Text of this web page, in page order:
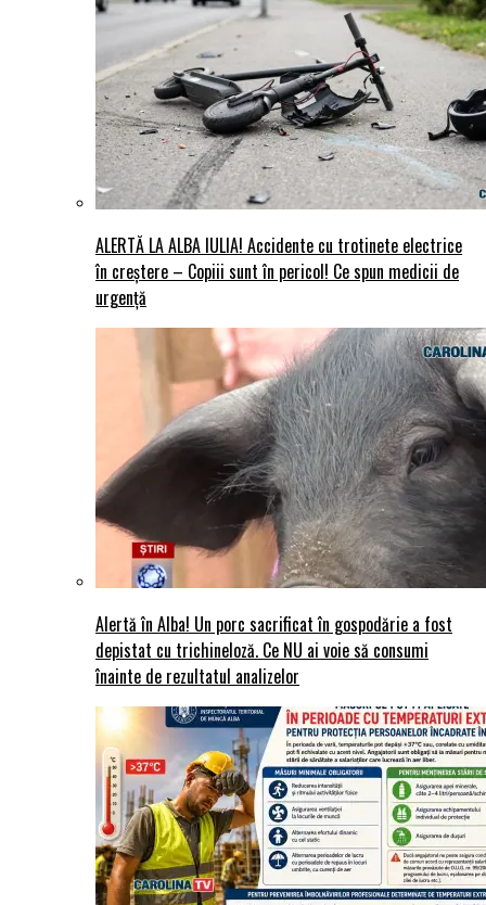
ALERTĂ LA ALBA IULIA! Accidente cu trotinete electrice
în creștere – Copiii sunt în pericol! Ce spun medicii de
urgență
Alertă în Alba! Un porc sacrificat în gospodărie a fost
depistat cu trichineloză. Ce NU ai voie să consumi
înainte de rezultatul analizelor